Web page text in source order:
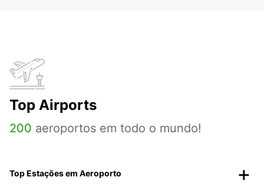
Top Airports
200 aeroportos em todo o mundo!
Top Estações em Aeroporto